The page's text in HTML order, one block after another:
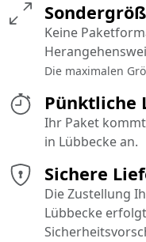
Pünktliche
Ihr Paket
in Lübbecke an.
Sichere
Die Zustellung
Lübbecke
Keine
Die maximalen